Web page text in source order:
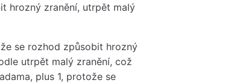
hrozný zranění, utrpět malý
se rozhod způsobit hrozný
utrpět malý zranění, což
plus 1, protože se